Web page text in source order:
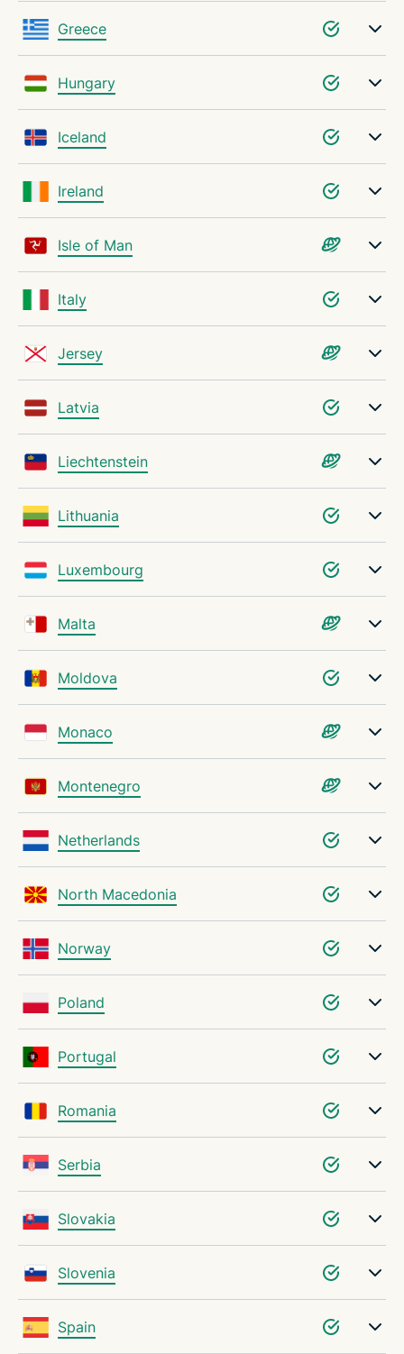
Greece
Hungary
Iceland
Ireland
Isle of Man
Italy
Jersey
Latvia
Liechtenstein
Lithuania
Luxembourg
Malta
Moldova
Monaco
Montenegro
Netherlands
North Macedonia
Norway
Poland
Portugal
Romania
Serbia
Slovakia
Slovenia
Spain